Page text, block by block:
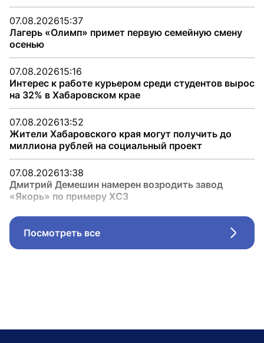
07.08.202615:37
Лагерь «Олимп» примет первую семейную смену
осенью
07.08.202615:16
Интерес к работе курьером среди студентов вырос
на 32% в Хабаровском крае
07.08.202613:52
Жители Хабаровского края могут получить до
миллиона рублей на социальный проект
07.08.202613:38
Дмитрий Демешин намерен возродить завод
«Якорь» по примеру ХСЗ
Посмотреть все